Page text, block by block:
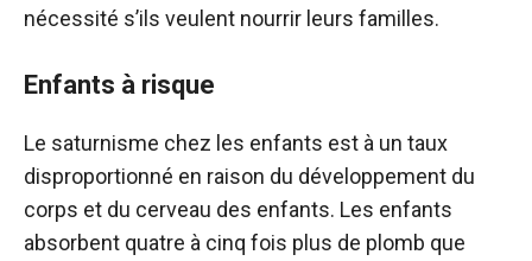
nécessité s’ils veulent nourrir leurs familles.
Enfants à risque
Le saturnisme chez les enfants est à un taux
disproportionné en raison du développement du
corps et du cerveau des enfants. Les enfants
absorbent quatre à cinq fois plus de plomb que